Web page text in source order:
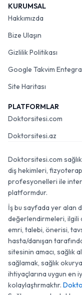
KURUMSAL
Hakkımızda
Bize Ulaşın
Gizlilik Politikası
Google Takvim
Site Haritası
PLATFORMLAR
Doktorsitesi.com
Doktorsitesi.az
Doktorsitesi.com
diş hekimleri,
profesyonelleri ile
platformdur.
İş bu sayfada yer alan
değerlendirmeleri, ilgili
emri, talebi, önerisi,
hasta/danışan
sitesinin amacı, sağlık
sağlamak, sağlık
ihtiyaçlarına uygun en
kolaylaştırmaktır.